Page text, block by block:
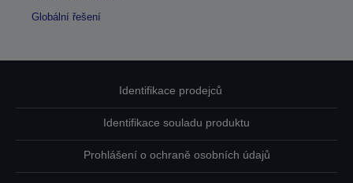
Globální řešení
Identifikace prodejců
Identifikace souladu produktu
Prohlášení o ochraně osobních údajů